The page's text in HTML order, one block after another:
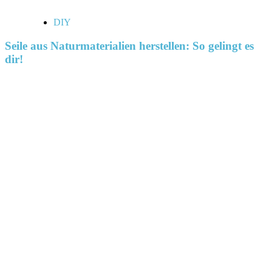
DIY
Seile aus Naturmaterialien herstellen: So gelingt es
dir!